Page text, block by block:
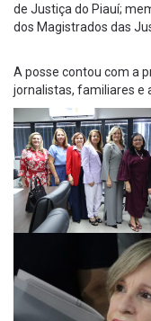
de Justiça do Piauí;
dos Magistrados das
A posse contou com a
jornalistas, familiares e